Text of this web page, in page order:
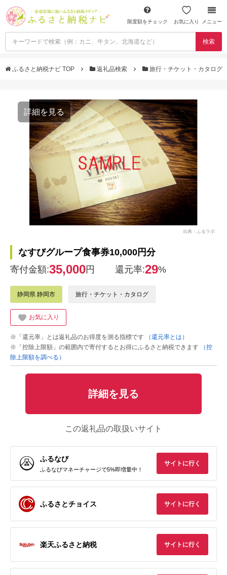
限度額をチェック お気に入り メニュー
検索
ふるさと納税ナビ TOP 返礼品検索 旅行・チケット・カタログ
詳細を見る
出典：ふるラボ
なすびグループ食事券10,000円分
寄付金額:35,000円 還元率:29%
静岡県 静岡市 旅行・チケット・カタログ
お気に入り
※「還元率」とは返礼品のお得度を測る指標です
（還元率とは）
※「控除上限額」の範囲内で寄付するとお得にふるさと納税できます
（控
除上限額を調べる）
詳細を見る
この返礼品の取扱いサイト
ふるなび
ふるなびマネーチャージで5%即増量中！
サイトに行く
ふるさとチョイス サイトに行く
楽天ふるさと納税 サイトに行く